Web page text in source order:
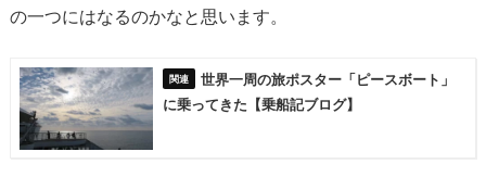
の一つにはなるのかなと思います。
世界一周の旅ポスター「ピースボート」
に乗ってきた【乗船記ブログ】